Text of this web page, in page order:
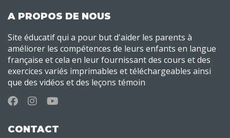
A PROPOS DE NOUS
Site éducatif qui a pour but d'aider les parents à
améliorer les compétences de leurs enfants en langue
française et cela en leur fournissant des cours et des
exercices variés imprimables et téléchargeables ainsi
que des vidéos et des leçons témoin
CONTACT